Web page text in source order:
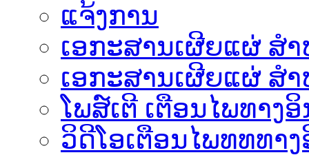
ແຈ້ງການ
ເອກະສານເຜີຍແຜ່ ສ
ເອກະສານເຜີຍແຜ່ ສ
ໂພສ໌ເຕີ ເຕືອນໄພທາງອິ
ວິດີໂອເຕືອນໄພທທທາງ